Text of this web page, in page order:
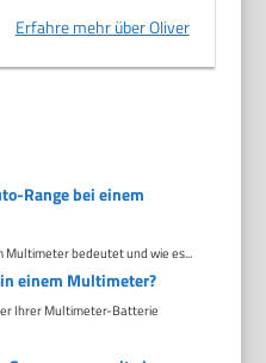
Erfahre mehr über Oliver
Range bei einem
bedeutet und wie es...
einem Multimeter?
Ihrer Multimeter-Batterie